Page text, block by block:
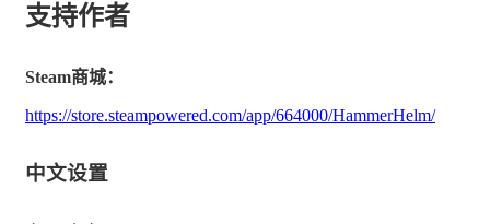
支持作者
Steam商城：
https://store.steampowered.com/app/664000/HammerHelm/
中文设置